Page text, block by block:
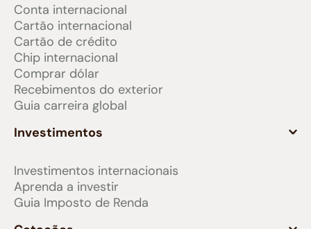
Conta internacional
Cartão internacional
Cartão de crédito
Chip internacional
Comprar dólar
Recebimentos do exterior
Guia carreira global
Investimentos
Investimentos internacionais
Aprenda a investir
Guia Imposto de Renda